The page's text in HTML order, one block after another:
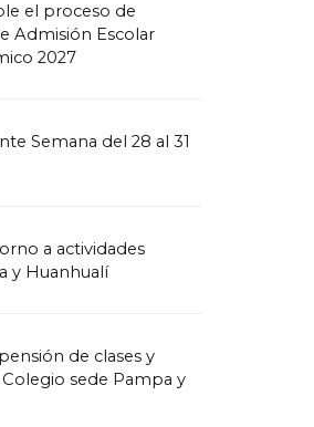
el proceso de
Admisión Escolar
2027
Semana del 28 al 31
a actividades
y Huanhualí
de clases y
sede Pampa y